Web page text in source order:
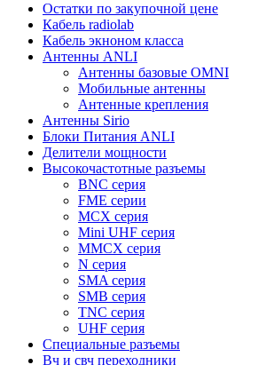
Остатки по закупочной цене
Кабель radiolab
Кабель экноном класса
Антенны ANLI
Антенны базовые OMNI
Мобильные антенны
Антенные крепления
Антенны Sirio
Блоки Питания ANLI
Делители мощности
Высокочастотные разъемы
BNC серия
FME серии
MCX серия
Mini UHF серия
MMCX серия
N серия
SMA серия
SMB серия
TNC серия
UHF серия
Специальные разъемы
Вч и свч переходники